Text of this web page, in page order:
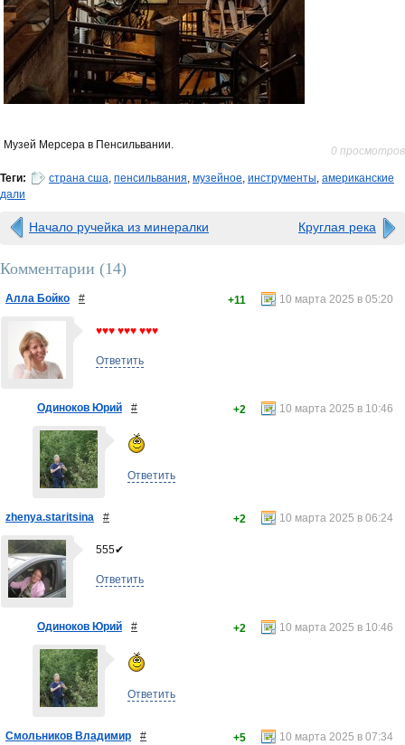
Музей Мерсера в Пенсильвании. 0 просмотров
Теги: страна сша, пенсильвания, музейное, инструменты, американские
дали
Начало ручейка из минералки Круглая река
Комментарии (14)
Алла Бойко # 10 марта 2025 в 05:20
+11
♥♥♥ ♥♥♥ ♥♥♥
Ответить
Одиноков Юрий # 10 марта 2025 в 10:46
+2
Ответить
zhenya.staritsina # 10 марта 2025 в 06:24
+2
555✔
Ответить
Одиноков Юрий # 10 марта 2025 в 10:46
+2
Ответить
Смольников Владимир # 10 марта 2025 в 07:34
+5